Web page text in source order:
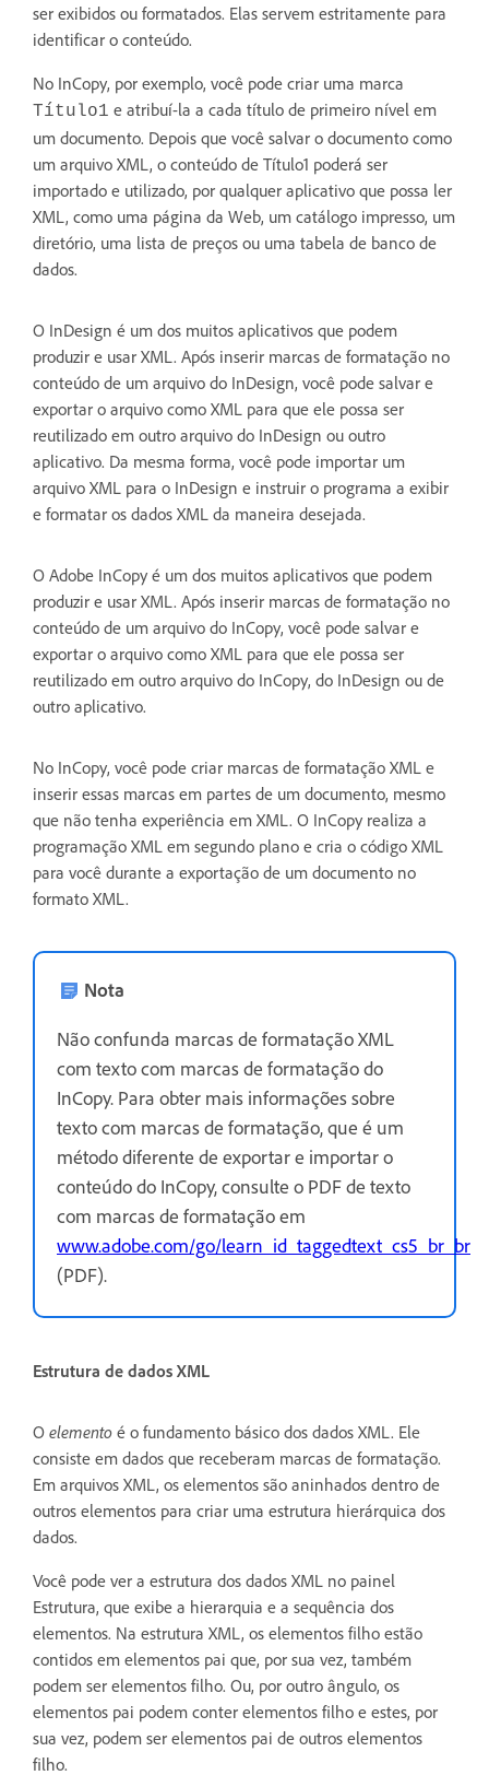
ser exibidos ou formatados. Elas servem estritamente para
identificar o conteúdo.
No InCopy, por exemplo, você pode criar uma marca
Título1 e atribuí-la a cada título de primeiro nível em
um documento. Depois que você salvar o documento como
um arquivo XML, o conteúdo de Título1 poderá ser
importado e utilizado, por qualquer aplicativo que possa ler
XML, como uma página da Web, um catálogo impresso, um
diretório, uma lista de preços ou uma tabela de banco de
dados.
O InDesign é um dos muitos aplicativos que podem
produzir e usar XML. Após inserir marcas de formatação no
conteúdo de um arquivo do InDesign, você pode salvar e
exportar o arquivo como XML para que ele possa ser
reutilizado em outro arquivo do InDesign ou outro
aplicativo. Da mesma forma, você pode importar um
arquivo XML para o InDesign e instruir o programa a exibir
e formatar os dados XML da maneira desejada.
O Adobe InCopy é um dos muitos aplicativos que podem
produzir e usar XML. Após inserir marcas de formatação no
conteúdo de um arquivo do InCopy, você pode salvar e
exportar o arquivo como XML para que ele possa ser
reutilizado em outro arquivo do InCopy, do InDesign ou de
outro aplicativo.
No InCopy, você pode criar marcas de formatação XML e
inserir essas marcas em partes de um documento, mesmo
que não tenha experiência em XML. O InCopy realiza a
programação XML em segundo plano e cria o código XML
para você durante a exportação de um documento no
formato XML.
Nota
Não confunda marcas de formatação XML
com texto com marcas de formatação do
InCopy. Para obter mais informações sobre
texto com marcas de formatação, que é um
método diferente de exportar e importar o
conteúdo do InCopy, consulte o PDF de texto
com marcas de formatação em
www.adobe.com/go/learn_id_taggedtext_cs5_br_br
(PDF).
Estrutura de dados XML
O elemento é o fundamento básico dos dados XML. Ele
consiste em dados que receberam marcas de formatação.
Em arquivos XML, os elementos são aninhados dentro de
outros elementos para criar uma estrutura hierárquica dos
dados.
Você pode ver a estrutura dos dados XML no painel
Estrutura, que exibe a hierarquia e a sequência dos
elementos. Na estrutura XML, os elementos filho estão
contidos em elementos pai que, por sua vez, também
podem ser elementos filho. Ou, por outro ângulo, os
elementos pai podem conter elementos filho e estes, por
sua vez, podem ser elementos pai de outros elementos
filho.